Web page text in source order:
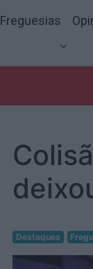
Freguesias
Destaques